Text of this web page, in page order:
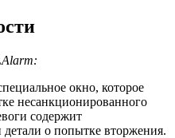
окно, которое
несанкционированного
содержит
о попытке вторжения.